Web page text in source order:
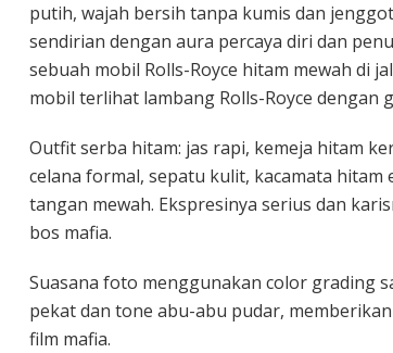
putih, wajah bersih tanpa kumis dan
sendirian dengan aura percaya diri dan
sebuah mobil Rolls-Royce hitam mewah di
mobil terlihat lambang Rolls-Royce dengan
Outfit serba hitam: jas rapi, kemeja hitam
celana formal, sepatu kulit, kacamata hitam
tangan mewah. Ekspresinya serius dan
bos mafia.
Suasana foto menggunakan color grading
pekat dan tone abu-abu pudar,
film mafia.